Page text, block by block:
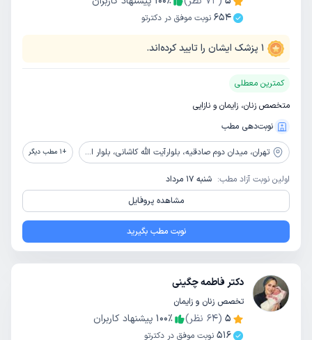
654 نوبت موفق در دکترتو
1 پزشک ایشان را تایید کرده‌اند.
کمترین معطلی
متخصص زنان، زایمان و نازایی
نوبت‌دهی مطب
تهران، میدان دوم صادقیه، بلوارآیت الله کاشانی، بلوار اباذر، بیمارستان تخصصی و فوق تخصصی پیامبران +
1 مطب دیگر
اولین نوبت آزاد مطب: شنبه 17 مرداد
مشاهده پروفایل
نوبت مطب بگیرید
دکتر فاطمه چگینی
تخصص زنان و زایمان
5
(
64 نظر) 100٪
پیشنهاد کاربران
516 نوبت موفق در دکترتو